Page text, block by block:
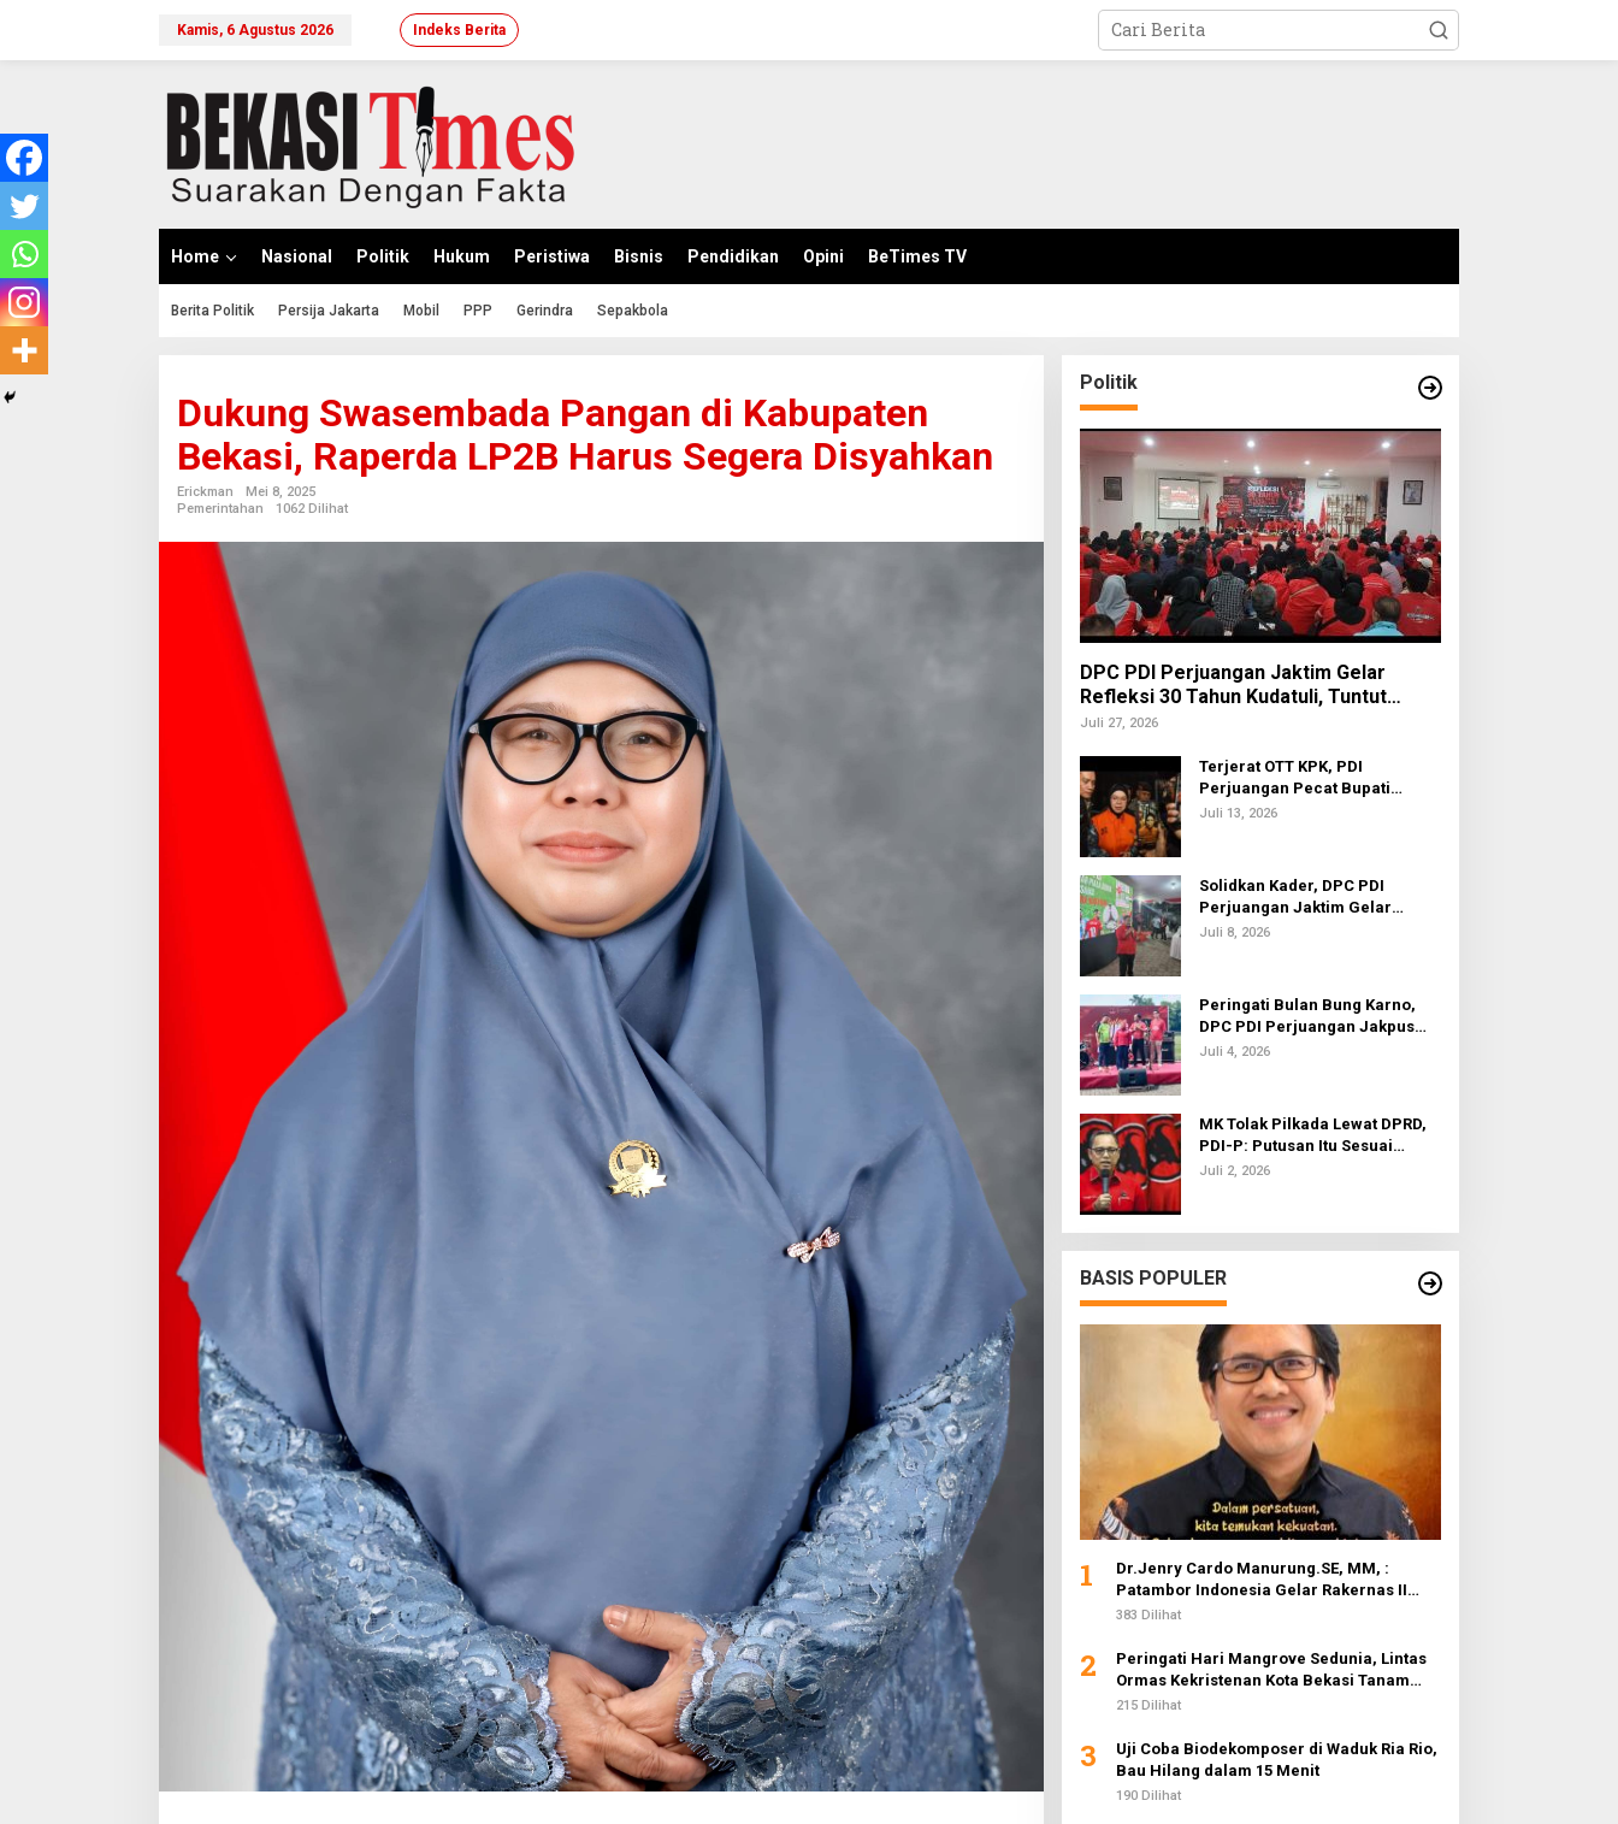
Kamis, 6 Agustus 2026 Indeks Berita
Home Nasional Politik Hukum Peristiwa Bisnis Pendidikan Opini BeTimes TV
Berita Politik Persija Jakarta Mobil PPP Gerindra Sepakbola
Dukung Swasembada Pangan di Kabupaten
Bekasi, Raperda LP2B Harus Segera Disyahkan
Erickman
Mei 8, 2025
Pemerintahan
1062 Dilihat
Politik
DPC PDI Perjuangan Jaktim Gelar
Refleksi 30 Tahun Kudatuli, Tuntut
Penuntasan Hukum Aktor Intelektual
Juli 27, 2026
Terjerat OTT KPK, PDI
Perjuangan Pecat Bupati
Sukoharjo Etik Suryani
Juli 13, 2026
Solidkan Kader, DPC PDI
Perjuangan Jaktim Gelar
Nobar Piala Dunia 2026
Juli 8, 2026
Peringati Bulan Bung Karno,
DPC PDI Perjuangan Jakpus
Gelar Turnamen Sepak Bola U-
Juli 4, 2026
MK Tolak Pilkada Lewat DPRD,
PDI-P: Putusan Itu Sesuai
dengan Semangat Reformasi
Juli 2, 2026
BASIS POPULER
1
Dr.Jenry Cardo Manurung.SE, MM, :
Patambor Indonesia Gelar Rakernas II
Evaluasi Program Kerja
383 Dilihat
2
Peringati Hari Mangrove Sedunia, Lintas
Ormas Kekristenan Kota Bekasi Tanam
3.000 Pohon di Pantai Sederhana
215 Dilihat
3
Uji Coba Biodekomposer di Waduk Ria Rio,
Bau Hilang dalam 15 Menit
190 Dilihat